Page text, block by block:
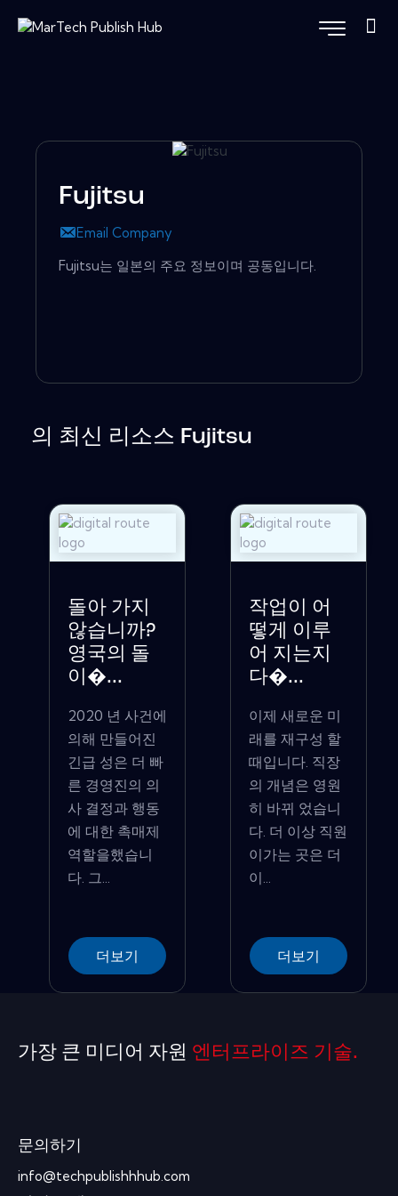
Fujitsu
Email Company
Fujitsu는 일본의 주요 정보이며 공동입니다.
의 최신 리소스 Fujitsu
돌아 가지
않습니까?
영국의 돌
이�...
2020 년 사건에
의해 만들어진
긴급 성은 더 빠
른 경영진의 의
사 결정과 행동
에 대한 촉매제
역할을했습니
다. 그...
더보기
작업이 어
떻게 이루
어 지는지
다�...
이제 새로운 미
래를 재구성 할
때입니다. 직장
의 개념은 영원
히 바뀌 었습니
다. 더 이상 직원
이가는 곳은 더
이...
더보기
가장 큰 미디어 자원 엔터프라이즈 기술.
문의하기
info@techpublishhhub.com